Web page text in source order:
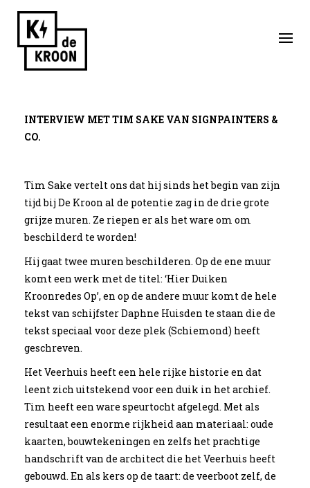
content
Kroonredes: Interview
met Tim Sake
INTERVIEW MET TIM SAKE VAN SIGNPAINTERS &
CO.
Tim Sake vertelt ons dat hij sinds het begin van zijn
tijd bij De Kroon al de potentie zag in de drie grote
grijze muren. Ze riepen er als het ware om om
beschilderd te worden!
Hij gaat twee muren beschilderen. Op de ene muur
komt een werk met de titel: ‘Hier Duiken
Kroonredes Op’, en op de andere muur komt de hele
tekst van schijfster Daphne Huisden te staan die de
tekst speciaal voor deze plek (Schiemond) heeft
geschreven.
Het Veerhuis heeft een hele rijke historie en dat
leent zich uitstekend voor een duik in het archief.
Tim heeft een ware speurtocht afgelegd. Met als
resultaat een enorme rijkheid aan materiaal: oude
kaarten, bouwtekeningen en zelfs het prachtige
handschrift van de architect die het Veerhuis heeft
gebouwd. En als kers op de taart: de veerboot zelf, de